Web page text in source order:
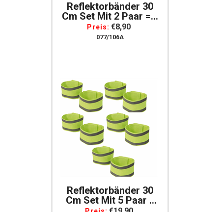
Reflektorbänder 30
Cm Set Mit 2 Paar = 4
Stück Reflexbänder
Für Arme, Beine
Preis: €8,90
077/106A
Reflektorbänder 30
Cm Set Mit 5 Paar =